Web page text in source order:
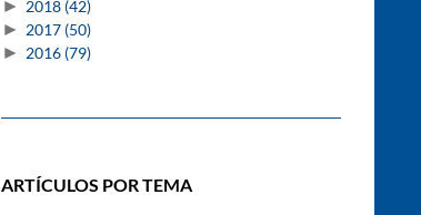
► 2018 (42)
► 2017 (50)
► 2016 (79)
ARTÍCULOS POR TEMA